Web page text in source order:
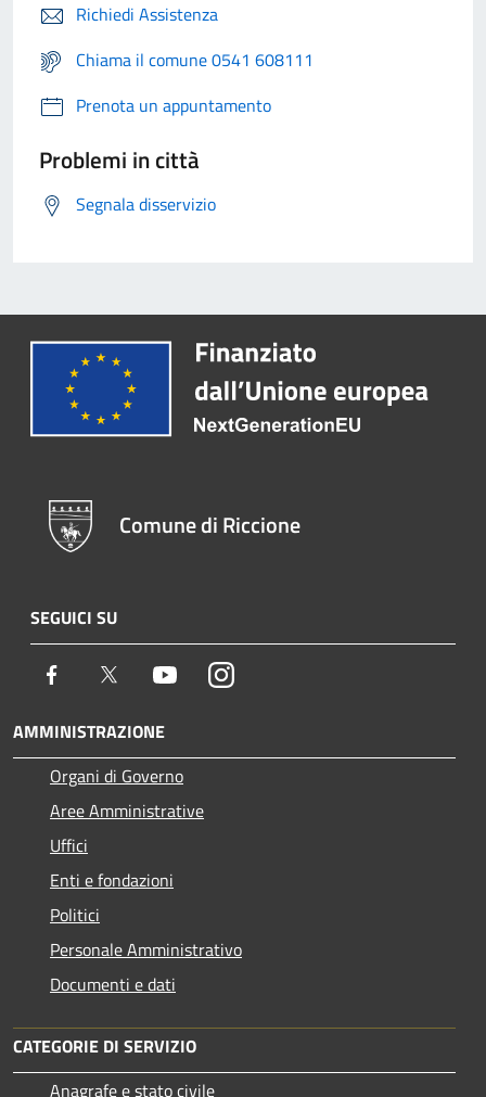
Richiedi Assistenza
Chiama il comune 0541 608111
Prenota un appuntamento
Problemi in città
Segnala disservizio
Comune di Riccione
SEGUICI SU
Facebook Twitter YoutubeInstagram
AMMINISTRAZIONE
Organi di Governo
Aree Amministrative
Uffici
Enti e fondazioni
Politici
Personale Amministrativo
Documenti e dati
CATEGORIE DI SERVIZIO
Anagrafe e stato civile